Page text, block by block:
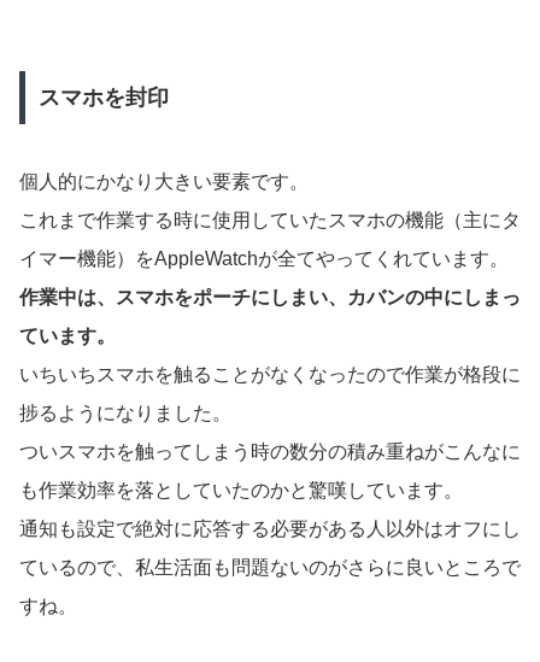
スマホを封印
個人的にかなり大きい要素です。
これまで作業する時に使用していたスマホの機能（主にタ
イマー機能）をAppleWatchが全てやってくれています。
作業中は、スマホをポーチにしまい、カバンの中にしまっ
ています。
いちいちスマホを触ることがなくなったので作業が格段に
捗るようになりました。
ついスマホを触ってしまう時の数分の積み重ねがこんなに
も作業効率を落としていたのかと驚嘆しています。
通知も設定で絶対に応答する必要がある人以外はオフにし
ているので、私生活面も問題ないのがさらに良いところで
すね。